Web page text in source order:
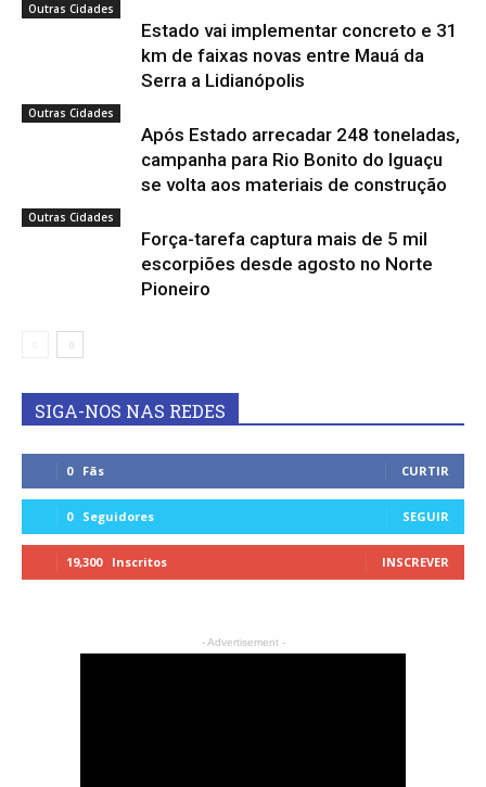
Outras Cidades
Estado vai implementar concreto e 31
km de faixas novas entre Mauá da
Serra a Lidianópolis
Outras Cidades
Após Estado arrecadar 248 toneladas,
campanha para Rio Bonito do Iguaçu
se volta aos materiais de construção
Outras Cidades
Força-tarefa captura mais de 5 mil
escorpiões desde agosto no Norte
Pioneiro
SIGA-NOS NAS REDES
0 Fãs CURTIR
0 Seguidores SEGUIR
19,300 Inscritos INSCREVER
- Advertisement -